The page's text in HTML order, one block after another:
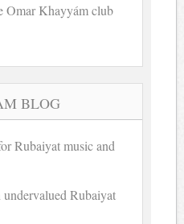
Omar Khayyám club
BLOG
Rubaiyat music and
Rubaiyat